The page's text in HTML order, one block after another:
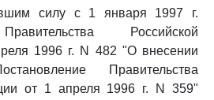
силу с 1 января 1997 г.
Российской
1996 г. N 482 "О внесении
Правительства
от 1 апреля 1996 г. N 359"